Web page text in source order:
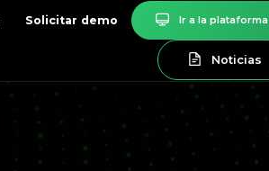
Solicitar demo Ir a la plataforma
Noticias